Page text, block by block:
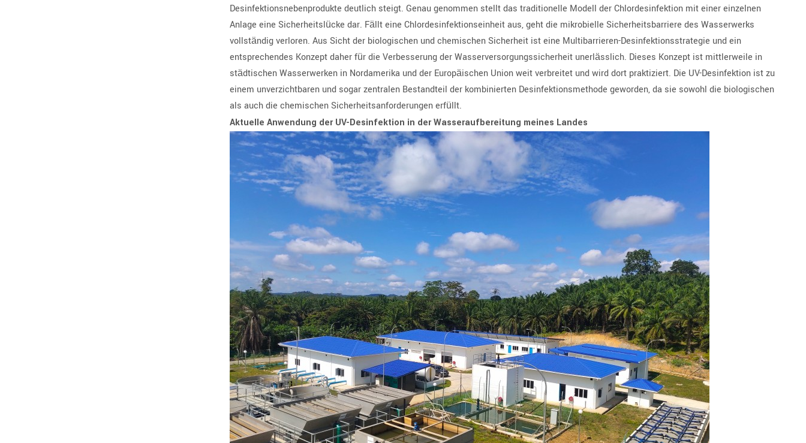
Desinfektionsnebenprodukte deutlich steigt. Genau genommen stellt das traditionelle Modell der Chlordesinfektion mit einer einzelnen
Anlage eine Sicherheitslücke dar. Fällt eine Chlordesinfektionseinheit aus, geht die mikrobielle Sicherheitsbarriere des Wasserwerks
vollständig verloren. Aus Sicht der biologischen und chemischen Sicherheit ist eine Multibarrieren-Desinfektionsstrategie und ein
entsprechendes Konzept daher für die Verbesserung der Wasserversorgungssicherheit unerlässlich. Dieses Konzept ist mittlerweile in
städtischen Wasserwerken in Nordamerika und der Europäischen Union weit verbreitet und wird dort praktiziert. Die UV-Desinfektion ist zu
einem unverzichtbaren und sogar zentralen Bestandteil der kombinierten Desinfektionsmethode geworden, da sie sowohl die biologischen
als auch die chemischen Sicherheitsanforderungen erfüllt.
Aktuelle Anwendung der UV-Desinfektion in der Wasseraufbereitung meines Landes